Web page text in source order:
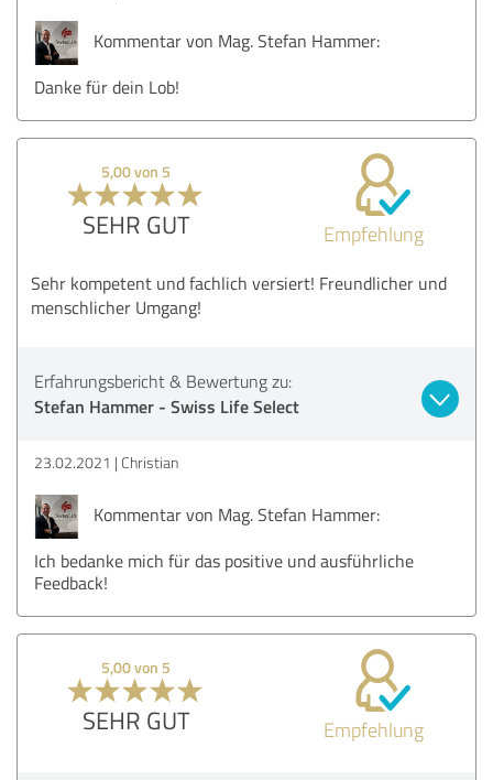
Kommentar von Mag. Stefan Hammer:
Danke für dein Lob!
5,00 von 5
SEHR GUT Empfehlung
Sehr kompetent und fachlich versiert! Freundlicher und
menschlicher Umgang!
Erfahrungsbericht & Bewertung zu:
Stefan Hammer - Swiss Life Select
23.02.2021 Christian
Kommentar von Mag. Stefan Hammer:
Ich bedanke mich für das positive und ausführliche
Feedback!
5,00 von 5
SEHR GUT Empfehlung